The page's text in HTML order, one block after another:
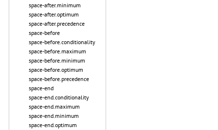
space-after.minimum
space-after.optimum
space-after.precedence
space-before
space-before.conditionality
space-before.maximum
space-before.minimum
space-before.optimum
space-before.precedence
space-end
space-end.conditionality
space-end.maximum
space-end.minimum
space-end.optimum